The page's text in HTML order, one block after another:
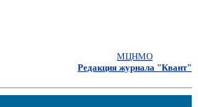
МЦНМО
Редакция журнала "Квант"